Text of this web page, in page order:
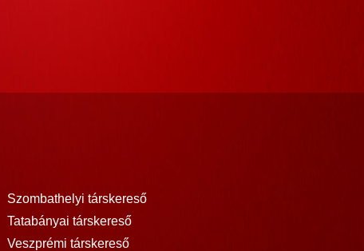
Szombathelyi társkereső
Tatabányai társkereső
Veszprémi társkereső